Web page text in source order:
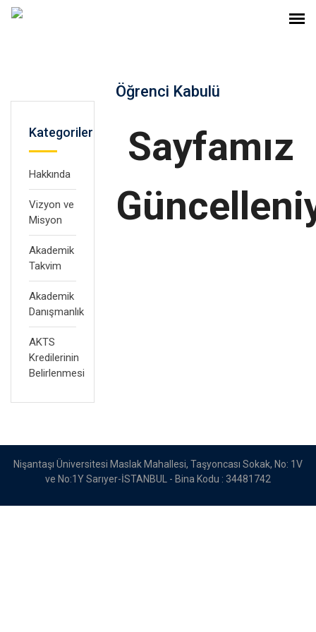
Kategoriler
Hakkında
Vizyon ve
Misyon
Akademik
Takvim
Akademik
Danışmanlık
AKTS
Kredilerinin
Belirlenmesi
Öğrenci Kabulü
Sayfamız
Nişantaşı Üniversitesi Maslak Mahallesi, Taşyoncası Sokak, No: 1V
ve No:1Y Sarıyer-İSTANBUL - Bina Kodu : 34481742